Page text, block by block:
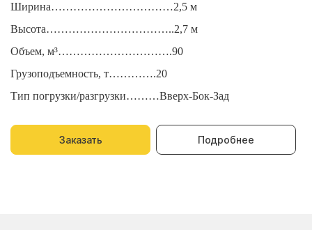
Ширина……………………………2,5 м
Высота……………………………..2,7 м
Объем, м³………………………….90
Грузоподъемность, т………….20
Тип погрузки/разгрузки………Вверх-Бок-Зад
Заказать Подробнее